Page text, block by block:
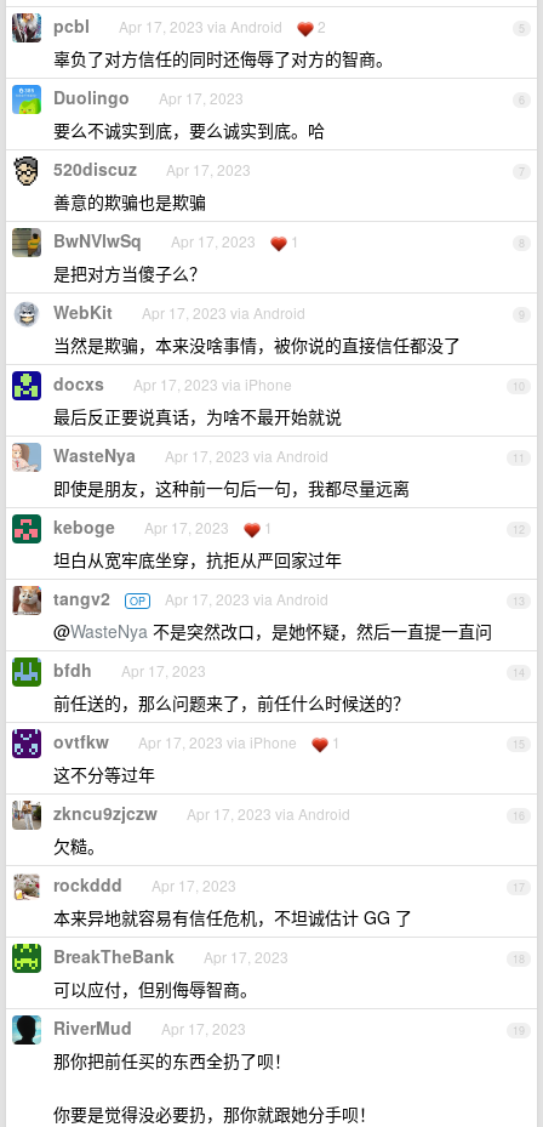
5
pcbl Apr 17, 2023 via Android 2
辜负了对方信任的同时还侮辱了对方的智商。
6
Duolingo Apr 17, 2023
要么不诚实到底，要么诚实到底。哈
7
520discuz Apr 17, 2023
善意的欺骗也是欺骗
8
BwNVlwSq Apr 17, 2023 1
是把对方当傻子么？
9
WebKit Apr 17, 2023 via Android
当然是欺骗，本来没啥事情，被你说的直接信任都没了
10
docxs Apr 17, 2023 via iPhone
最后反正要说真话，为啥不最开始就说
11
WasteNya Apr 17, 2023 via Android
即使是朋友，这种前一句后一句，我都尽量远离
12
keboge Apr 17, 2023 1
坦白从宽牢底坐穿，抗拒从严回家过年
13
tangv2 OP Apr 17, 2023 via Android
@WasteNya 不是突然改口，是她怀疑，然后一直提一直问
14
bfdh Apr 17, 2023
前任送的，那么问题来了，前任什么时候送的？
15
ovtfkw Apr 17, 2023 via iPhone 1
这不分等过年
16
zkncu9zjczw Apr 17, 2023 via Android
欠糙。
17
rockddd Apr 17, 2023
本来异地就容易有信任危机，不坦诚估计 GG 了
18
BreakTheBank Apr 17, 2023
可以应付，但别侮辱智商。
19
RiverMud Apr 17, 2023
那你把前任买的东西全扔了呗！
你要是觉得没必要扔，那你就跟她分手呗！